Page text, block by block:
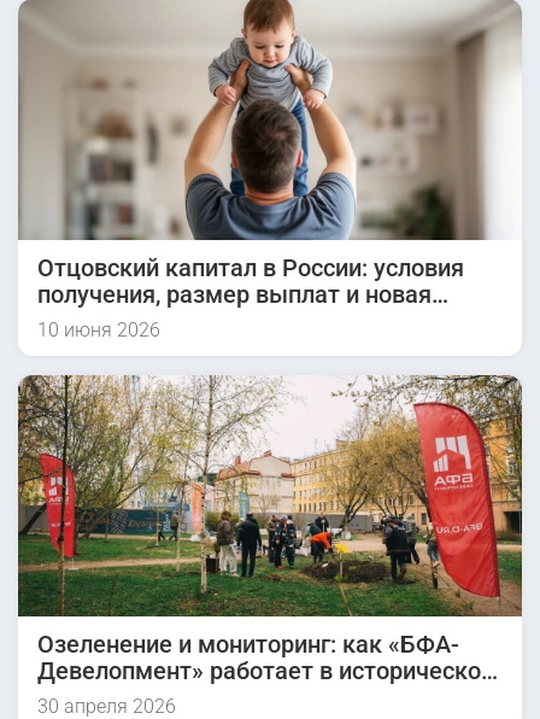
Отцовский капитал в России: условия
получения, размер выплат и новая
инициатива на 2026 год
10 июня 2026
Озеленение и мониторинг: как «БФА-
Девелопмент» работает в историческом
квартале
30 апреля 2026